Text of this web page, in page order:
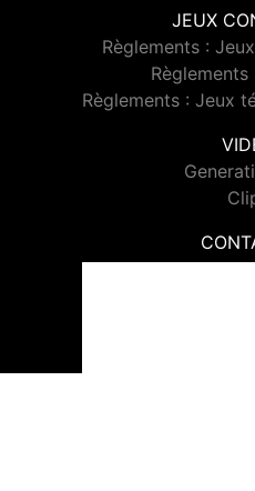
JEUX
Règlements :
Règlements
Règlements : Jeux
Contacter